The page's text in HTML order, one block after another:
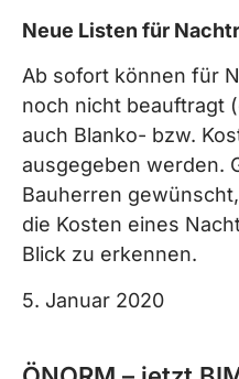
Neue Listen für
Ab sofort können für
noch nicht beauftragt
auch Blanko- bzw.
ausgegeben werden.
Bauherren
die Kosten eines
Blick zu erkennen.
5. Januar 2020